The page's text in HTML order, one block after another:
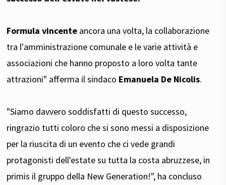
Formula vincente ancora una volta, la collaborazione
tra l'amministrazione comunale e le varie attività e
associazioni che hanno proposto a loro volta tante
attrazioni" afferma il sindaco Emanuela De Nicolis.
"Siamo davvero soddisfatti di questo successo,
ringrazio tutti coloro che si sono messi a disposizione
per la riuscita di un evento che ci vede grandi
protagonisti dell'estate su tutta la costa abruzzese, in
primis il gruppo della New Generation!", ha concluso